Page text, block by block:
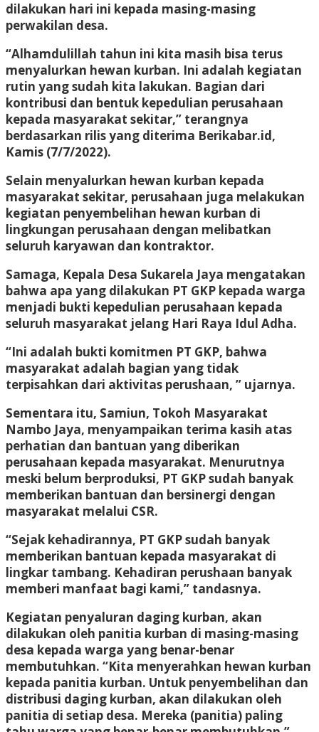
dilakukan hari ini kepada masing-masing
perwakilan desa.
“Alhamdulillah tahun ini kita masih bisa terus
menyalurkan hewan kurban. Ini adalah kegiatan
rutin yang sudah kita lakukan. Bagian dari
kontribusi dan bentuk kepedulian perusahaan
kepada masyarakat sekitar,” terangnya
berdasarkan rilis yang diterima Berikabar.id,
Kamis (7/7/2022).
Selain menyalurkan hewan kurban kepada
masyarakat sekitar, perusahaan juga melakukan
kegiatan penyembelihan hewan kurban di
lingkungan perusahaan dengan melibatkan
seluruh karyawan dan kontraktor.
Samaga, Kepala Desa Sukarela Jaya mengatakan
bahwa apa yang dilakukan PT GKP kepada warga
menjadi bukti kepedulian perusahaan kepada
seluruh masyarakat jelang Hari Raya Idul Adha.
“Ini adalah bukti komitmen PT GKP, bahwa
masyarakat adalah bagian yang tidak
terpisahkan dari aktivitas perushaan, ” ujarnya.
Sementara itu, Samiun, Tokoh Masyarakat
Nambo Jaya, menyampaikan terima kasih atas
perhatian dan bantuan yang diberikan
perusahaan kepada masyarakat. Menurutnya
meski belum berproduksi, PT GKP sudah banyak
memberikan bantuan dan bersinergi dengan
masyarakat melalui CSR.
“Sejak kehadirannya, PT GKP sudah banyak
memberikan bantuan kepada masyarakat di
lingkar tambang. Kehadiran perushaan banyak
memberi manfaat bagi kami,” tandasnya.
Kegiatan penyaluran daging kurban, akan
dilakukan oleh panitia kurban di masing-masing
desa kepada warga yang benar-benar
membutuhkan. “Kita menyerahkan hewan kurban
kepada panitia kurban. Untuk penyembelihan dan
distribusi daging kurban, akan dilakukan oleh
panitia di setiap desa. Mereka (panitia) paling